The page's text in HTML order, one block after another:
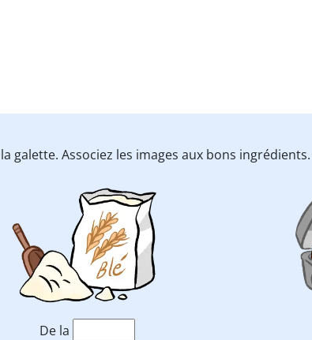
galette. Associez les images aux bons ingrédients.
De la